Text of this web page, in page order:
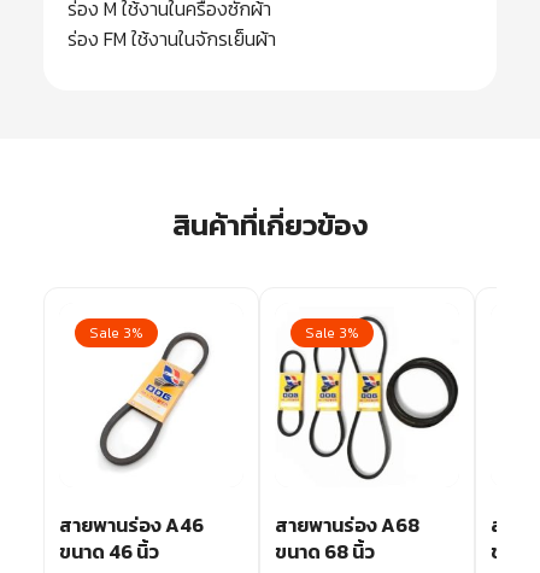
ร่อง M ใช้งานในครื่องซักผ้า
ร่อง FM ใช้งานในจักรเย็นผ้า
สินค้าที่เกี่ยวข้อง
Sale 3%
สายพานร่อง A46
ขนาด 46 นิ้ว
Sale 3%
สายพานร่อง A68
ขนาด 68 นิ้ว
สาย
ขนาด